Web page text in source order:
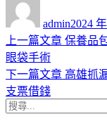
admin佈
日
2024
文
章
導
覽
上一篇文章 上
篇
保養品
眼袋手術
下一篇文章 下
高雄抓
支票借錢
搜